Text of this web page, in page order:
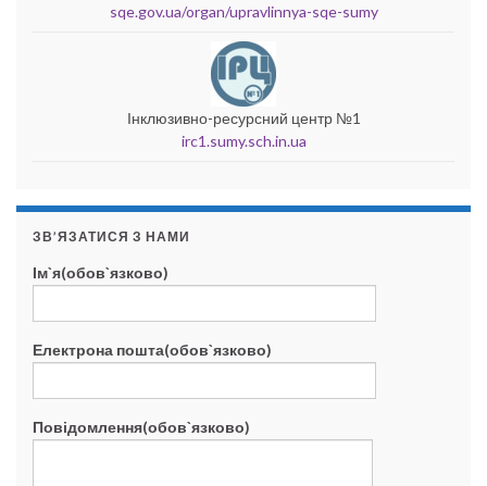
sqe.gov.ua/organ/upravlinnya-sqe-sumy
Інклюзивно-ресурсний центр №1
irc1.sumy.sch.in.ua
ЗВ’ЯЗАТИСЯ З НАМИ
Ім`я(обов`язково)
Електрона пошта(обов`язково)
Повідомлення(обов`язково)